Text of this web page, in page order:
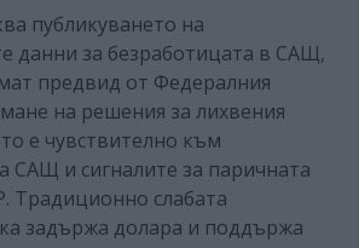
публикуването на
данни за безработицата в САЩ,
предвид от Федералния
на решения за лихвения
е чувствително към
САЩ и сигналите за паричната
Традиционно слабата
задържа долара и поддържа